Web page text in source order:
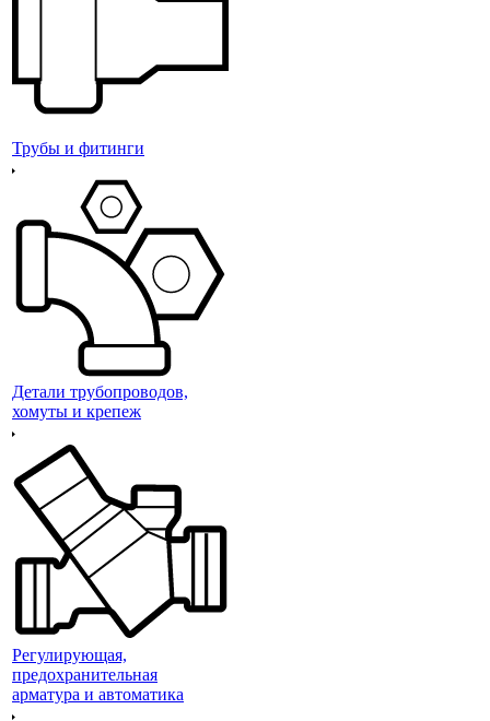
Трубы и фитинги
Детали трубопроводов,
хомуты и крепеж
Регулирующая,
предохранительная
арматура и автоматика